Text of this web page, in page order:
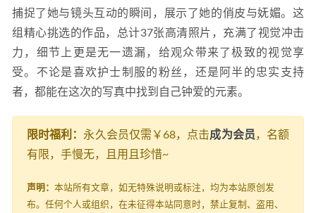
捕捉了她与镜头互动的瞬间，展示了她的俏皮与妩媚。这
组精心挑选的作品，总计37张高清照片，充满了视觉冲击
力，细节上更是无一遗漏，给观众带来了极致的视觉享
受。不论是喜欢护士制服的粉丝，还是阿半的忠实支持
者，都能在这次的写真中找到自己钟爱的元素。
限时福利： 永久会员仅需￥68，点击成为会员，名额
有限，手慢无，且用且珍惜~
声明： 本站所有文章，如无特殊说明或标注，均为本站原创发
布。任何个人或组织，在未征得本站同意时，禁止复制、盗用、